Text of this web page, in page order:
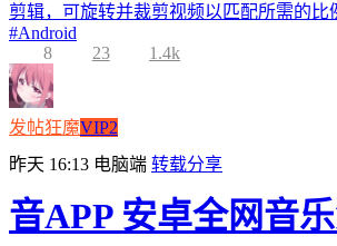
剪辑，可旋转并裁剪视频以匹配所需的比
#Android
8
23 1.4k
发帖狂魔VIP2
昨天 16:13 电脑端 转载分享
音APP 安卓全网音